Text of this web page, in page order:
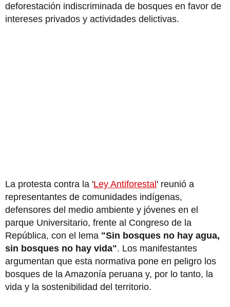
deforestación indiscriminada de bosques en favor de
intereses privados y actividades delictivas.
La protesta contra la 'Ley Antiforestal' reunió a
representantes de comunidades indígenas,
defensores del medio ambiente y jóvenes en el
parque Universitario, frente al Congreso de la
República, con el lema "Sin bosques no hay agua,
sin bosques no hay vida". Los manifestantes
argumentan que esta normativa pone en peligro los
bosques de la Amazonía peruana y, por lo tanto, la
vida y la sostenibilidad del territorio.